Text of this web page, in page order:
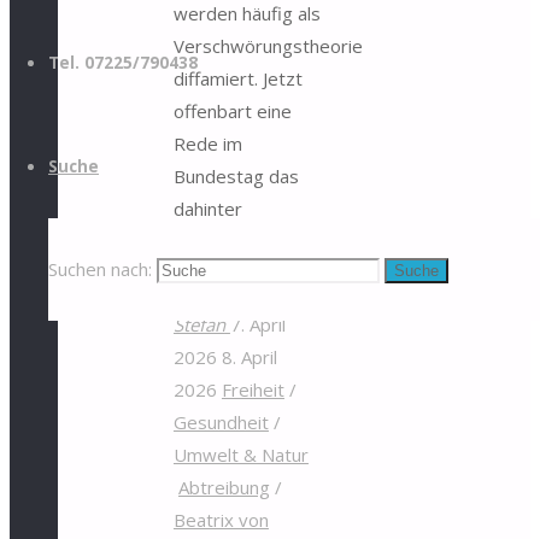
Tel. 07225/790438
Suche
Suchen nach: Suche
werden häufig als
Verschwörungstheorie
diffamiert. Jetzt
offenbart eine
Rede im
Bundestag das
dahinter
Netzwerk.
Stefan 7. April
2026 8. April
2026 Freiheit/
Gesundheit/
Umwelt & Natur
Abtreibung /
Beatrix von